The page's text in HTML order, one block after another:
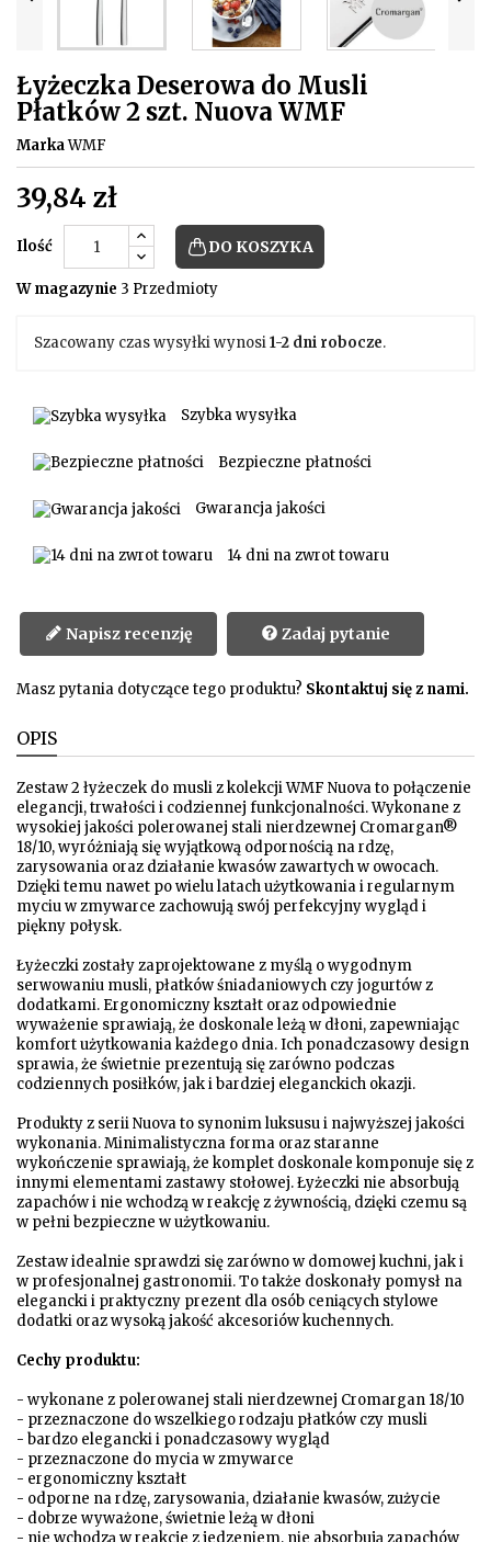
Łyżeczka Deserowa do Musli
Płatków 2 szt. Nuova WMF
MarkaWMF
39,84 zł
Ilość DO KOSZYKA
W magazynie 3 Przedmioty
Szacowany czas wysyłki wynosi1-2 dni robocze.
Szybka wysyłka
Bezpieczne płatności
Gwarancja jakości
14 dni na zwrot towaru
Napisz recenzję Zadaj pytanie
Masz pytania dotyczące tego produktu? Skontaktuj się z nami.
OPIS
Zestaw 2 łyżeczek do musli z kolekcji WMF Nuova to połączenie
elegancji, trwałości i codziennej funkcjonalności. Wykonane z
wysokiej jakości polerowanej stali nierdzewnej Cromargan®
18/10, wyróżniają się wyjątkową odpornością na rdzę,
zarysowania oraz działanie kwasów zawartych w owocach.
Dzięki temu nawet po wielu latach użytkowania i regularnym
myciu w zmywarce zachowują swój perfekcyjny wygląd i
piękny połysk.
Łyżeczki zostały zaprojektowane z myślą o wygodnym
serwowaniu musli, płatków śniadaniowych czy jogurtów z
dodatkami. Ergonomiczny kształt oraz odpowiednie
wyważenie sprawiają, że doskonale leżą w dłoni, zapewniając
komfort użytkowania każdego dnia. Ich ponadczasowy design
sprawia, że świetnie prezentują się zarówno podczas
codziennych posiłków, jak i bardziej eleganckich okazji.
Produkty z serii Nuova to synonim luksusu i najwyższej jakości
wykonania. Minimalistyczna forma oraz staranne
wykończenie sprawiają, że komplet doskonale komponuje się z
innymi elementami zastawy stołowej. Łyżeczki nie absorbują
zapachów i nie wchodzą w reakcję z żywnością, dzięki czemu są
w pełni bezpieczne w użytkowaniu.
Zestaw idealnie sprawdzi się zarówno w domowej kuchni, jak i
w profesjonalnej gastronomii. To także doskonały pomysł na
elegancki i praktyczny prezent dla osób ceniących stylowe
dodatki oraz wysoką jakość akcesoriów kuchennych.
Cechy produktu:
- wykonane z polerowanej stali nierdzewnej Cromargan 18/10
- przeznaczone do wszelkiego rodzaju płatków czy musli
- bardzo elegancki i ponadczasowy wygląd
- przeznaczone do mycia w zmywarce
- ergonomiczny kształt
- odporne na rdzę, zarysowania, działanie kwasów, zużycie
- dobrze wyważone, świetnie leżą w dłoni
- nie wchodzą w reakcje z jedzeniem, nie absorbują zapachów